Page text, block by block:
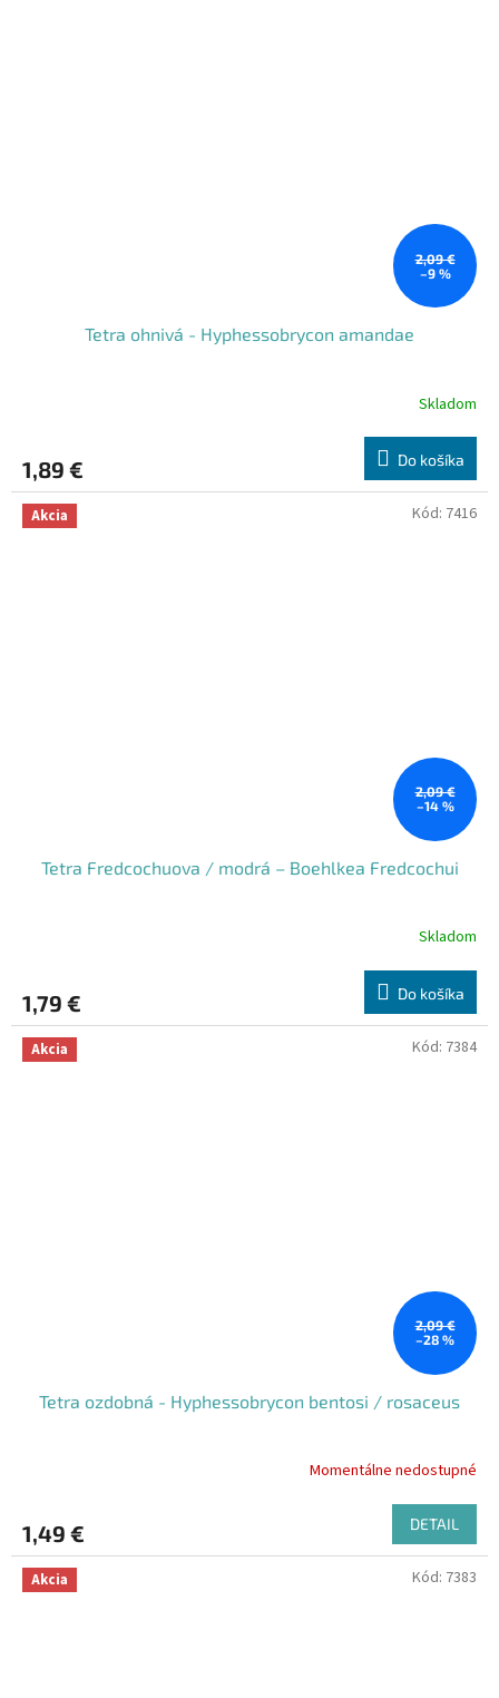
2,09 €
–9 %
Tetra ohnivá - Hyphessobrycon amandae
Skladom
1,89 € Do košíka
Akcia
2,09 €
–14 %
Tetra Fredcochuova / modrá – Boehlkea Fredcochui
Skladom
1,79 € Do košíka
Kód: 7416
Akcia
2,09 €
–28 %
Tetra ozdobná - Hyphessobrycon bentosi / rosaceus
Momentálne nedostupné
1,49 € DETAIL
Kód: 7384
Akcia Kód: 7383